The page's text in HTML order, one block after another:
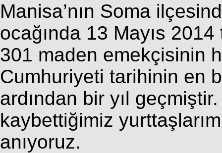
Manisa’nın Soma
ocağında 13 Mayıs
301 maden emekçisinin
Cumhuriyeti tarihinin en
ardından bir yıl
kaybettiğimiz
anıyoruz.